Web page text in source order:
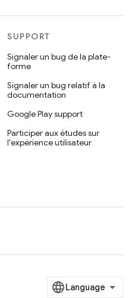
SUPPORT
Signaler un bug de la plate-
forme
Signaler un bug relatif à la
documentation
Google Play support
Participer aux études sur
l'expérience utilisateur